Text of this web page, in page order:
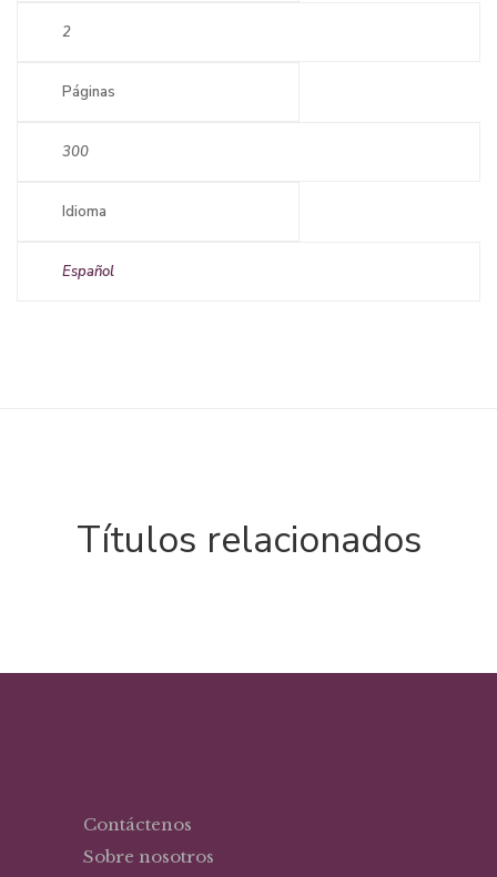
2
Páginas
300
Idioma
Español
Títulos relacionados
Contáctenos
Sobre nosotros